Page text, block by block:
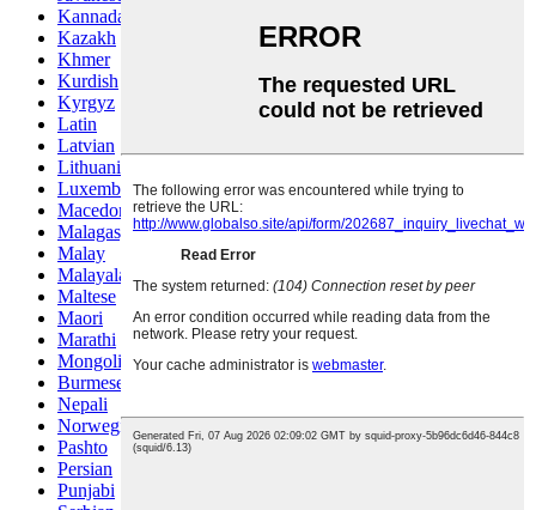
Kannada
Kazakh
Khmer
Kurdish
Kyrgyz
Latin
Latvian
Lithuanian
Luxembou..
Macedonian
Malagasy
Malay
Malayalam
Maltese
Maori
Marathi
Mongolian
Burmese
Nepali
Norwegian
Pashto
Persian
Punjabi